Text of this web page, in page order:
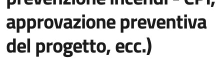
approvazione preventiva
del progetto, ecc.)